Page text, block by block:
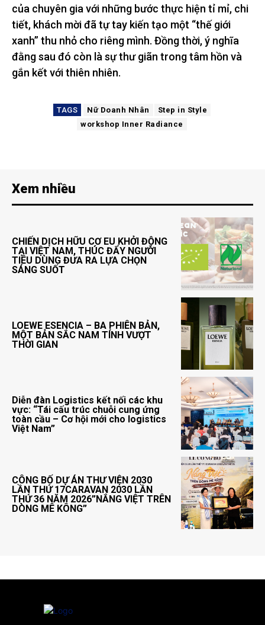
của chuyên gia với những bước thực hiện tỉ mỉ, chi
tiết, khách mời đã tự tay kiến tạo một “thế giới
xanh” thu nhỏ cho riêng mình. Đồng thời, ý nghĩa
đằng sau đó còn là sự thư giãn trong tâm hồn và
gắn kết với thiên nhiên.
TAGS Nữ Doanh Nhân
Step in Style
workshop Inner Radiance
Xem nhiều
CHIẾN DỊCH HỮU CƠ EU KHỞI ĐỘNG
TẠI VIỆT NAM, THÚC ĐẨY NGƯỜI
TIÊU DÙNG ĐƯA RA LỰA CHỌN
SÁNG SUỐT
LOEWE ESENCIA – BA PHIÊN BẢN,
MỘT BẢN SẮC NAM TÍNH VƯỢT
THỜI GIAN
Diễn đàn Logistics kết nối các khu
vực: “Tái cấu trúc chuỗi cung ứng
toàn cầu – Cơ hội mới cho logistics
Việt Nam”
CÔNG BỐ DỰ ÁN THƯ VIỆN 2030
LẦN THỨ 17CARAVAN 2030 LẦN
THỨ 36 NĂM 2026”NẮNG VIỆT TRÊN
DÒNG MÊ KÔNG”